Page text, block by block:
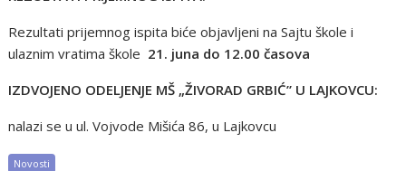
Rezultati prijemnog ispita biće objavljeni na Sajtu škole i
ulaznim vratima škole 21. juna do 12.00 časova
IZDVOJENO ODELJENJE MŠ „ŽIVORAD GRBIĆ” U LAJKOVCU:
nalazi se u ul. Vojvode Mišića 86, u Lajkovcu
Novosti